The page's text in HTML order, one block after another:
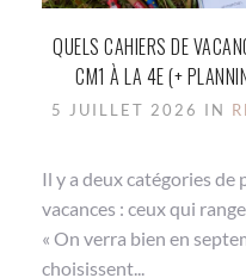
QUELS CAHIERS DE
CM1 À LA 4E (+
5 JUILLET 2026 IN
Il y a deux catégories de
vacances : ceux qui
« On verra bien en
choisissent...